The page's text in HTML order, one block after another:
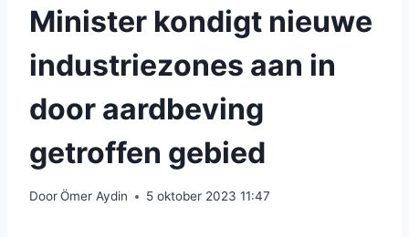
Minister kondigt nieuwe
industriezones aan in
door aardbeving
getroffen gebied
DoorÖmer Aydin 5 oktober 2023 11:47